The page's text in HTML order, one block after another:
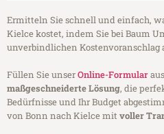
Ermitteln Sie schnell und einfach,
Kielce kostet, indem Sie bei Baum
unverbindlichen Kostenvoranschlag
Füllen Sie unserOnline-Formular
maßgeschneiderte Lösung, die
Bedürfnisse und Ihr Budget
von Bonn nach Kielce mitvoller